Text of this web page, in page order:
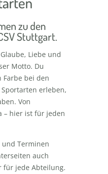
zu den
Stuttgart.
Liebe und
Motto. Du
Farbe bei den
erleben,
Von
– hier ist für jeden
Terminen
auch
für jede Abteilung.